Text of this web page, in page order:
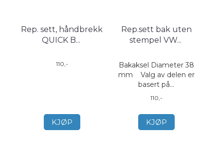
Rep. sett, håndbrekk
QUICK B...
110,-
KJØP
Rep.sett bak uten
stempel VW...
Bakaksel Diameter 38
mm Valg av delen er
basert på...
110,-
KJØP